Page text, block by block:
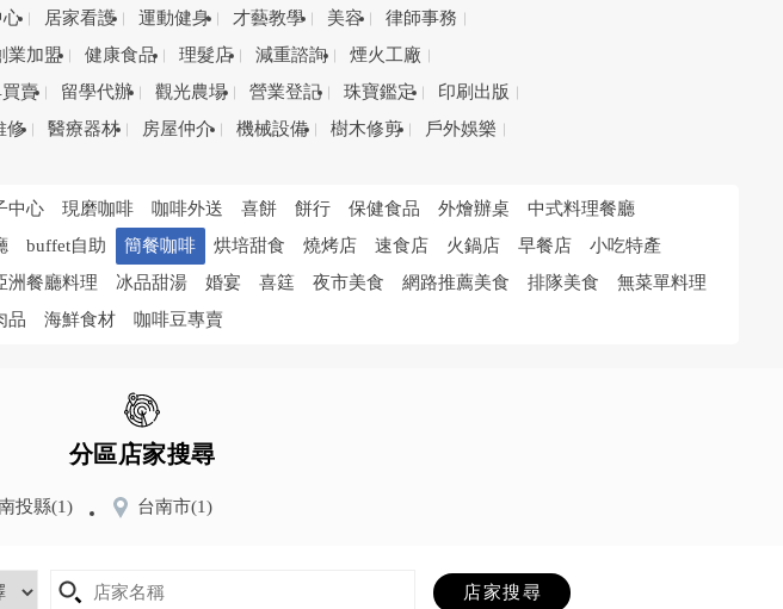
心 居家看護 運動健身 才藝教學 美容
律師事務
業加盟 健康食品 理髮店 減重諮詢
煙火工廠
賣 留學代辦 觀光農場 營業登記 珠寶鑑定
印刷出版
修 醫療器材 房屋仲介 機械設備 樹木修剪
戶外娛樂
中心 現磨咖啡 咖啡外送 喜餅 餅行 保健食品 外燴辦桌
中式料理餐廳
buffet自助 簡餐咖啡 烘培甜食 燒烤店 速食店 火鍋店 早餐店
小吃特產
洲餐廳料理 冰品甜湯 婚宴 喜筳 夜市美食 網路推薦美食 排隊美食
無菜單料理
品 海鮮食材 咖啡豆專賣
分區店家搜尋
投縣(1) 台南市(1)